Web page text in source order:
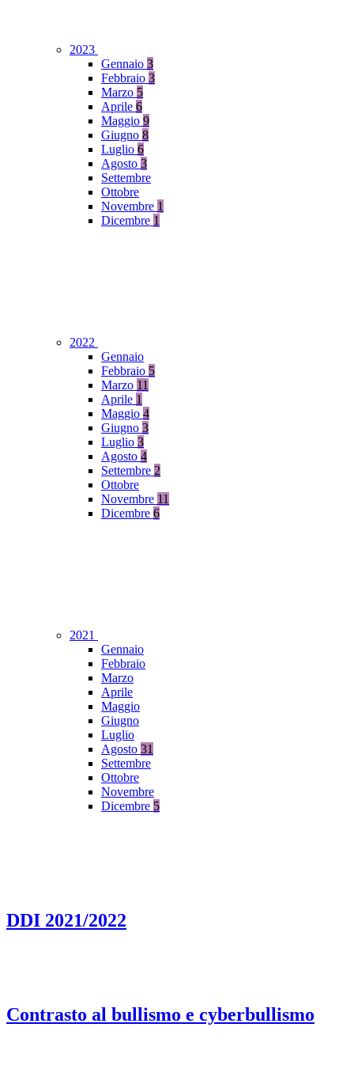
2023
Gennaio 3
Febbraio 3
Marzo 5
Aprile 6
Maggio 9
Giugno 8
Luglio 6
Agosto 3
Settembre
Ottobre
Novembre 1
Dicembre 1
2022
Gennaio
Febbraio 5
Marzo 11
Aprile 1
Maggio 4
Giugno 3
Luglio 3
Agosto 4
Settembre 2
Ottobre
Novembre 11
Dicembre 6
2021
Gennaio
Febbraio
Marzo
Aprile
Maggio
Giugno
Luglio
Agosto 31
Settembre
Ottobre
Novembre
Dicembre 5
DDI 2021/2022
Contrasto al bullismo e cyberbullismo